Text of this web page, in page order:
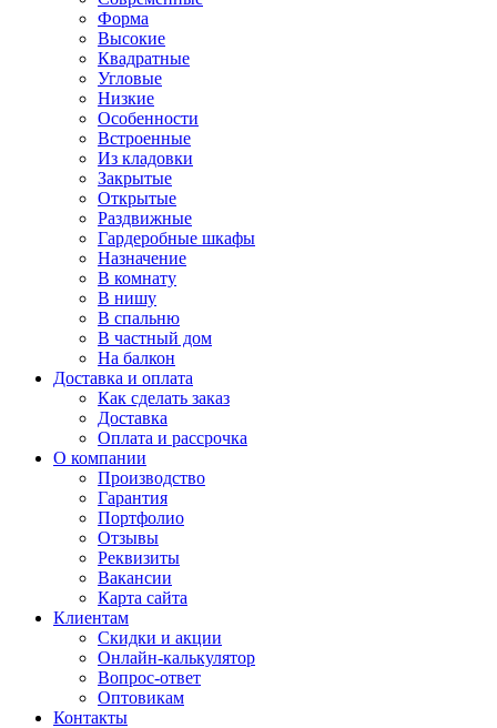
Форма
Высокие
Квадратные
Угловые
Низкие
Особенности
Встроенные
Из кладовки
Закрытые
Открытые
Раздвижные
Гардеробные шкафы
Назначение
В комнату
В нишу
В спальню
В частный дом
На балкон
Доставка и оплата
Как сделать заказ
Доставка
Оплата и рассрочка
О компании
Производство
Гарантия
Портфолио
Отзывы
Реквизиты
Вакансии
Карта сайта
Клиентам
Скидки и акции
Онлайн-калькулятор
Вопрос-ответ
Оптовикам
Контакты